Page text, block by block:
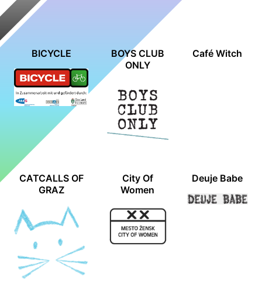
BICYCLE
BOYS CLUB
ONLY
Café Witch
CATCALLS OF
GRAZ
City Of
Women
Deuje Babe